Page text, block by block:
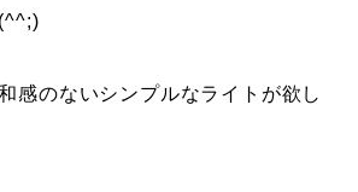
感のないシンプルなライトが欲し